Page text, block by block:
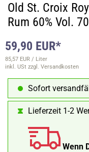
Old St. Croix
Rum 60% Vol.
59,90 EUR*
85,57 EUR / Liter
inkl. USt zzgl. Versandkosten
Sofort
Lieferzeit 1-2
Wenn